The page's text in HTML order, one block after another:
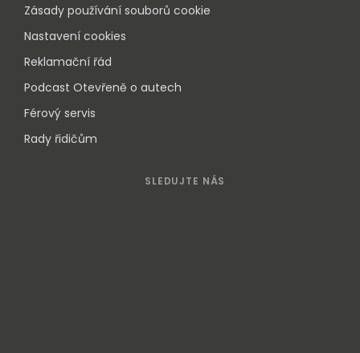
Zásady používání souborů cookie
Nastavení cookies
Reklamační řád
Podcast Otevřeně o autech
Férový servis
Rady řidičům
SLEDUJTE NÁS